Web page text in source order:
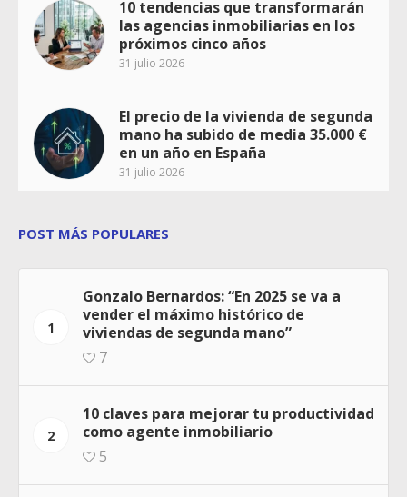
10 tendencias que transformarán
las agencias inmobiliarias en los
próximos cinco años
31 julio 2026
El precio de la vivienda de segunda
mano ha subido de media 35.000 €
en un año en España
31 julio 2026
POST MÁS POPULARES
1
Gonzalo Bernardos: “En 2025 se va a
vender el máximo histórico de
viviendas de segunda mano”
7
2
10 claves para mejorar tu productividad
como agente inmobiliario
5